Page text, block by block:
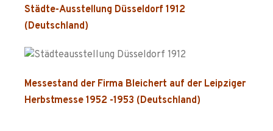
Städte-Ausstellung Düsseldorf 1912
(Deutschland)
Messestand der Firma Bleichert auf der Leipziger
Herbstmesse 1952 -1953 (Deutschland)